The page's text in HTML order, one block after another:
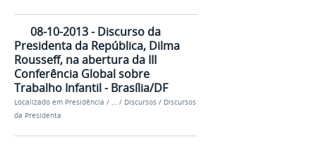
08-10-2013 - Discurso da
Presidenta da República, Dilma
Rousseff, na abertura da III
Conferência Global sobre
Trabalho Infantil - Brasília/DF
Localizado em Presidência / … / Discursos / Discursos
da Presidenta